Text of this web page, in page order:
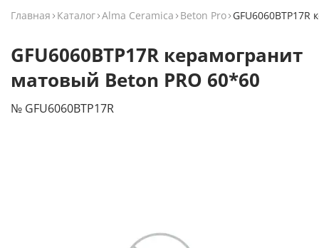
Главная Каталог Alma Ceramica Beton Pro
GFU6060BTP17R керамогранит
матовый Beton PRO 60*60
№ GFU6060BTP17R